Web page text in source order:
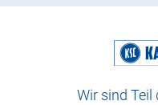
Wir sind